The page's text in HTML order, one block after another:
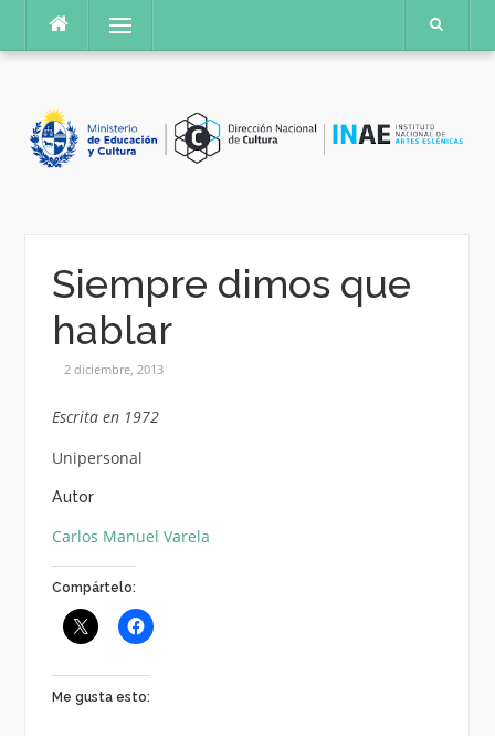
contenido
Menú
Siempre dimos que
hablar
2 diciembre, 2013
Escrita en 1972
Unipersonal
Autor
Carlos Manuel Varela
Compártelo:
Me gusta esto: